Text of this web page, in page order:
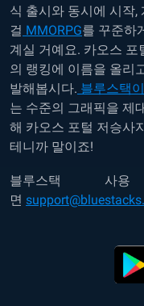
식 출시와 동시에 시작
걸 MMORPG를 꾸준하
계실 거예요. 카오스
의 랭킹에 이름을 올리
발해봅시다. 블루스택
는 수준의 그래픽을 제
해 카오스 포털 저승사
테니까 말이죠!
블루스택 사
면